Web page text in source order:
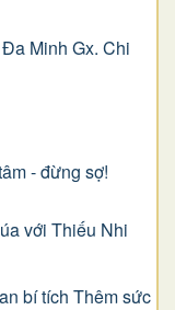
Minh Gx. Chi
- đừng sợ!
với Thiếu Nhi
bí tích Thêm sức